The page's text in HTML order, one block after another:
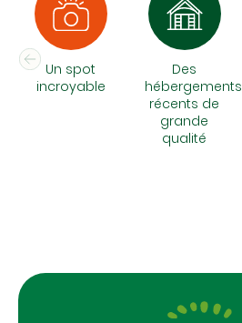
Un spot
incroyable
Des
hébergements
récents de
grande
qualité